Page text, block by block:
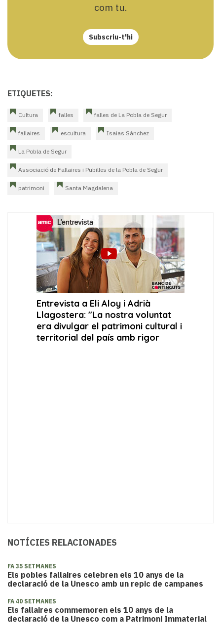
com tu.
Subscriu-t'hi
ETIQUETES:
Cultura falles falles de La Pobla de Segur
fallaires escultura Isaias Sánchez
La Pobla de Segur
Associació de Fallaires i Pubilles de la Pobla de Segur
patrimoni Santa Magdalena
NOTÍCIES RELACIONADES
FA 35 SETMANES
Els pobles fallaires celebren els 10 anys de la
declaració de la Unesco amb un repic de campanes
FA 40 SETMANES
Els fallaires commemoren els 10 anys de la
declaració de la Unesco com a Patrimoni Immaterial